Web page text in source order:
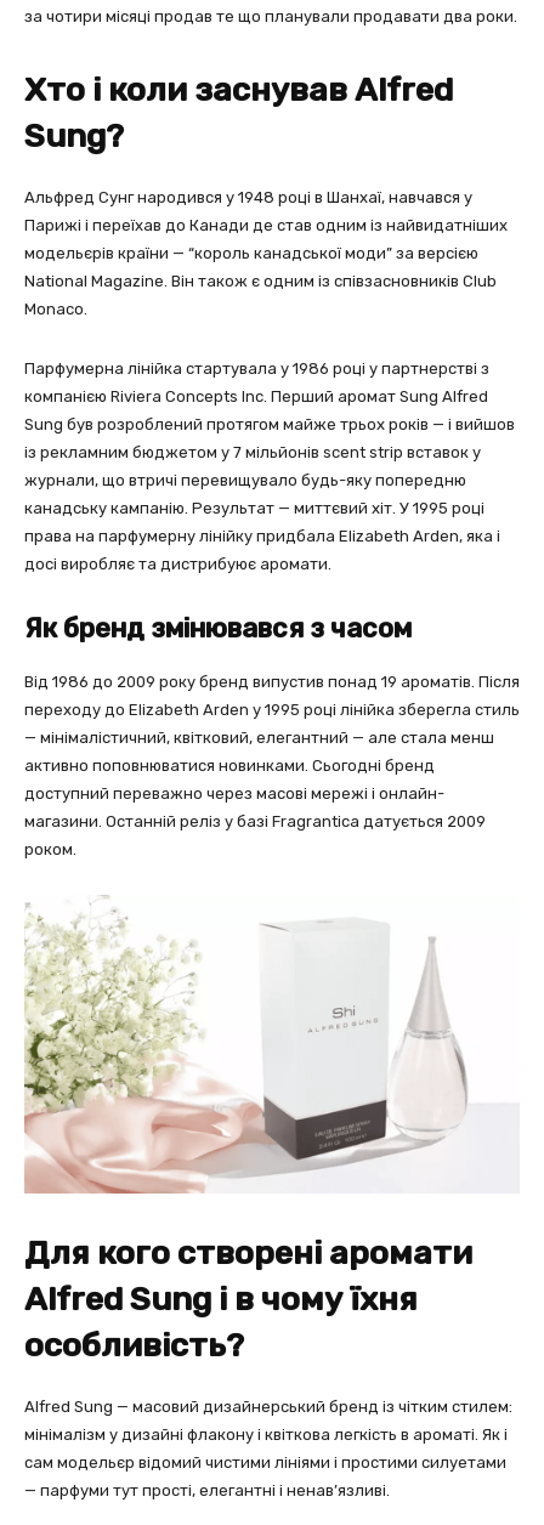
за чотири місяці продав те що планували продавати два роки.
Хто і коли заснував Alfred
Sung?
Альфред Сунг народився у 1948 році в Шанхаї, навчався у
Парижі і переїхав до Канади де став одним із найвидатніших
модельєрів країни — “король канадської моди” за версією
National Magazine. Він також є одним із співзасновників Club
Monaco.
Парфумерна лінійка стартувала у 1986 році у партнерстві з
компанією Riviera Concepts Inc. Перший аромат Sung Alfred
Sung був розроблений протягом майже трьох років — і вийшов
із рекламним бюджетом у 7 мільйонів scent strip вставок у
журнали, що втричі перевищувало будь-яку попередню
канадську кампанію. Результат — миттєвий хіт. У 1995 році
права на парфумерну лінійку придбала Elizabeth Arden, яка і
досі виробляє та дистрибуює аромати.
Як бренд змінювався з часом
Від 1986 до 2009 року бренд випустив понад 19 ароматів. Після
переходу до Elizabeth Arden у 1995 році лінійка зберегла стиль
— мінімалістичний, квітковий, елегантний — але стала менш
активно поповнюватися новинками. Сьогодні бренд
доступний переважно через масові мережі і онлайн-
магазини. Останній реліз у базі Fragrantica датується 2009
роком.
Для кого створені аромати
Alfred Sung і в чому їхня
особливість?
Alfred Sung — масовий дизайнерський бренд із чітким стилем:
мінімалізм у дизайні флакону і квіткова легкість в ароматі. Як і
сам модельєр відомий чистими лініями і простими силуетами
— парфуми тут прості, елегантні і ненав’язливі.